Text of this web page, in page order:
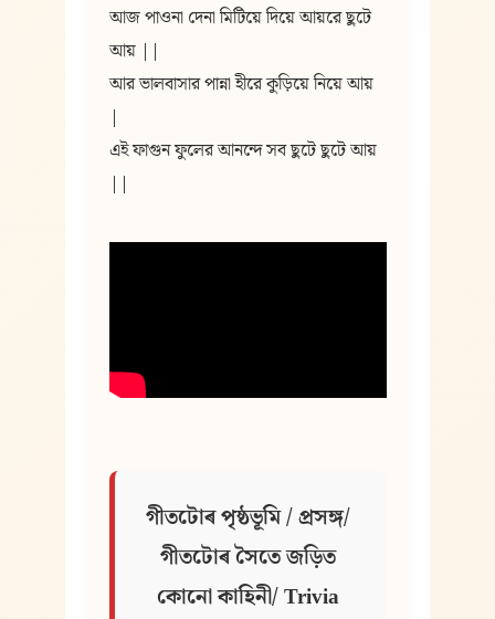
আজ পাওনা দেনা মিটিয়ে দিয়ে আয়রে ছুটে
আয় ||
আর ভালবাসার পান্না হীরে কুড়িয়ে নিয়ে আয়
|
এই ফাগুন ফুলের আনন্দে সব ছুটে ছুটে আয়
||
গীতটোৰ পৃষ্ঠভূমি / প্ৰসঙ্গ/
গীতটোৰ সৈতে জড়িত
কোনো কাহিনী/ Trivia